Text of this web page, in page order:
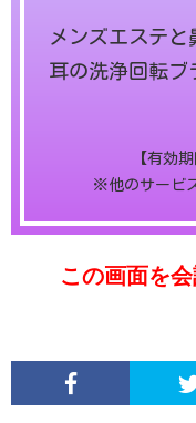
メンズエステと
耳の洗浄回転ブ
【有効
※他のサービ
この画面を